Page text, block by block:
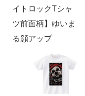
イトロックTシャ
ツ前面柄】ゆいま
る顔アップ